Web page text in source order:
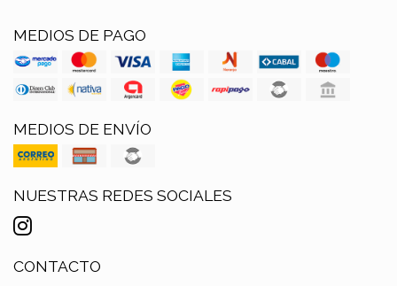
MEDIOS DE PAGO
MEDIOS DE ENVÍO
NUESTRAS REDES SOCIALES
CONTACTO